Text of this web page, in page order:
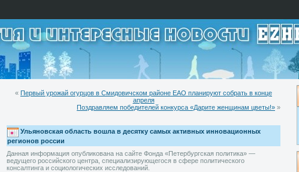
« Первый урожай огурцов в Смидовичском районе ЕАО планируют собрать в конце
апреля
Поздравляем победителей конкурса «Дарите женщинам цветы!» »
Ульяновская область вошла в десятку самых активных инновационных
регионов россии
Данная информация опубликована на сайте Фонда «Петербургская политика» —
ведущего российского центра, специализирующегося в сфере политического
консалтинга и социологических исследований.